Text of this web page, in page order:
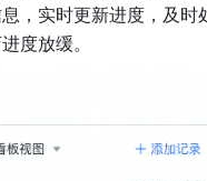
，实时更新进度，及
度放缓。